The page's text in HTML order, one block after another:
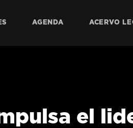
AGENDA ACERVO
el